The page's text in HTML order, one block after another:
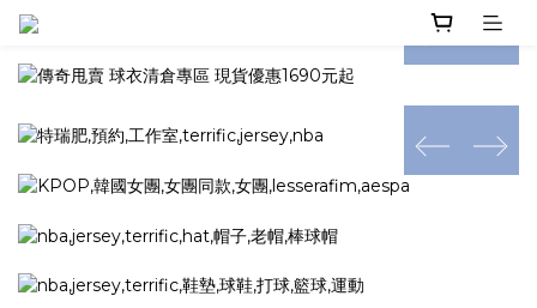
prev
next
prev
next
prev
next